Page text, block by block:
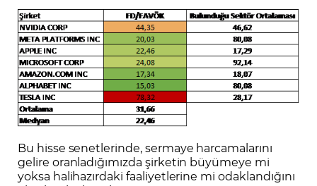
Bu hisse senetlerinde, sermaye harcamalarını
gelire oranladığımızda şirketin büyümeye mi
yoksa halihazırdaki faaliyetlerine mi odaklandığını